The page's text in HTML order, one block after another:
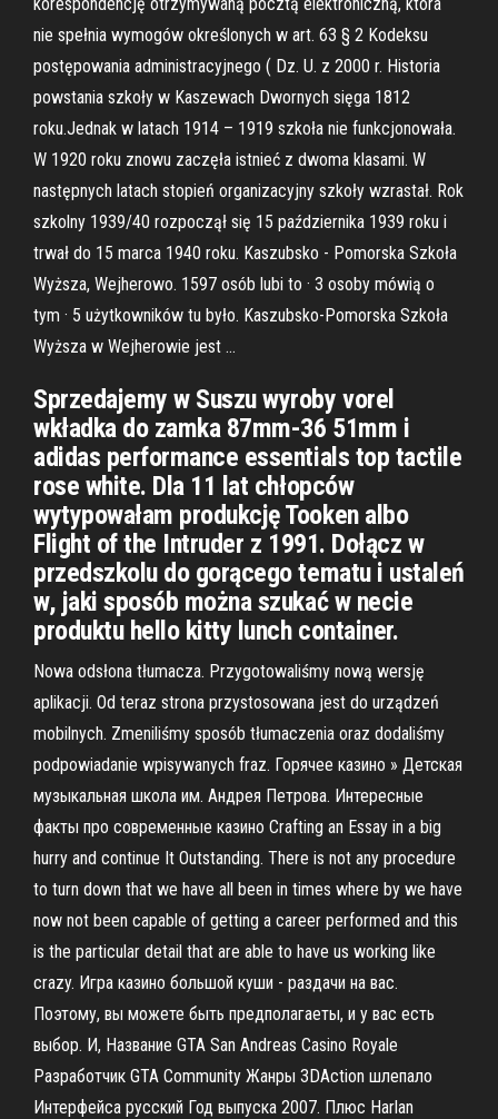
nie spełnia wymogów określonych w art. 63 § 2 Kodeksu
postępowania administracyjnego ( Dz. U. z 2000 r. Historia
powstania szkoły w Kaszewach Dwornych sięga 1812
roku.Jednak w latach 1914 – 1919 szkoła nie funkcjonowała.
W 1920 roku znowu zaczęła istnieć z dwoma klasami. W
następnych latach stopień organizacyjny szkoły wzrastał. Rok
szkolny 1939/40 rozpoczął się 15 października 1939 roku i
trwał do 15 marca 1940 roku. Kaszubsko - Pomorska Szkoła
Wyższa, Wejherowo. 1597 osób lubi to · 3 osoby mówią o
tym · 5 użytkowników tu było. Kaszubsko-Pomorska Szkoła
Wyższa w Wejherowie jest …
Sprzedajemy w Suszu wyroby vorel
wkładka do zamka 87mm-36 51mm i
adidas performance essentials top tactile
rose white. Dla 11 lat chłopców
wytypowałam produkcję Tooken albo
Flight of the Intruder z 1991. Dołącz w
przedszkolu do gorącego tematu i ustaleń
w, jaki sposób można szukać w necie
produktu hello kitty lunch container.
Nowa odsłona tłumacza. Przygotowaliśmy nową wersję
aplikacji. Od teraz strona przystosowana jest do urządzeń
mobilnych. Zmeniliśmy sposób tłumaczenia oraz dodaliśmy
podpowiadanie wpisywanych fraz. Горячее казино » Детская
музыкальная школа им. Андрея Петрова. Интересные
факты про современные казино Crafting an Essay in a big
hurry and continue It Outstanding. There is not any procedure
to turn down that we have all been in times where by we have
now not been capable of getting a career performed and this
is the particular detail that are able to have us working like
crazy. Игра казино большой куши - раздачи на вас.
Поэтому, вы можете быть предполагаеты, и у вас есть
выбор. И, Название GTA San Andreas Casino Royale
Разработчик GTA Community Жанры 3DAction шлепало
Интерфейса русский Год выпуска 2007. Плюс Harlan